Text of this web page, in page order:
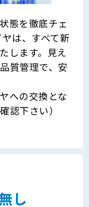
態を徹底チェ
は、すべて新
します。見え
質管理で、安
への交換とな
認下さい）
し